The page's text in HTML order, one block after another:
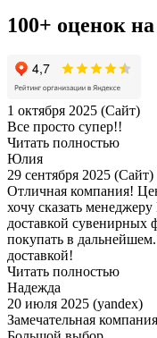
100+ оценок
1 октября 2025 (Сайт)
Все просто супер!!
Читать полностью
Юлия
29 сентября 2025 (Сайт)
Отличная компания!
хочу сказать
доставкой сувенирных
покупать в
доставкой!
Читать полностью
Надежда
20 июля 2025 (yandex)
Замечательная